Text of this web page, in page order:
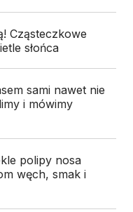
Cząsteczkowe
słońca
sami nawet nie
i mówimy
polipy nosa
węch, smak i